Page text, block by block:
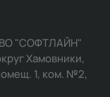
"СОФТЛАЙН"
Хамовники,
1, ком. №2,